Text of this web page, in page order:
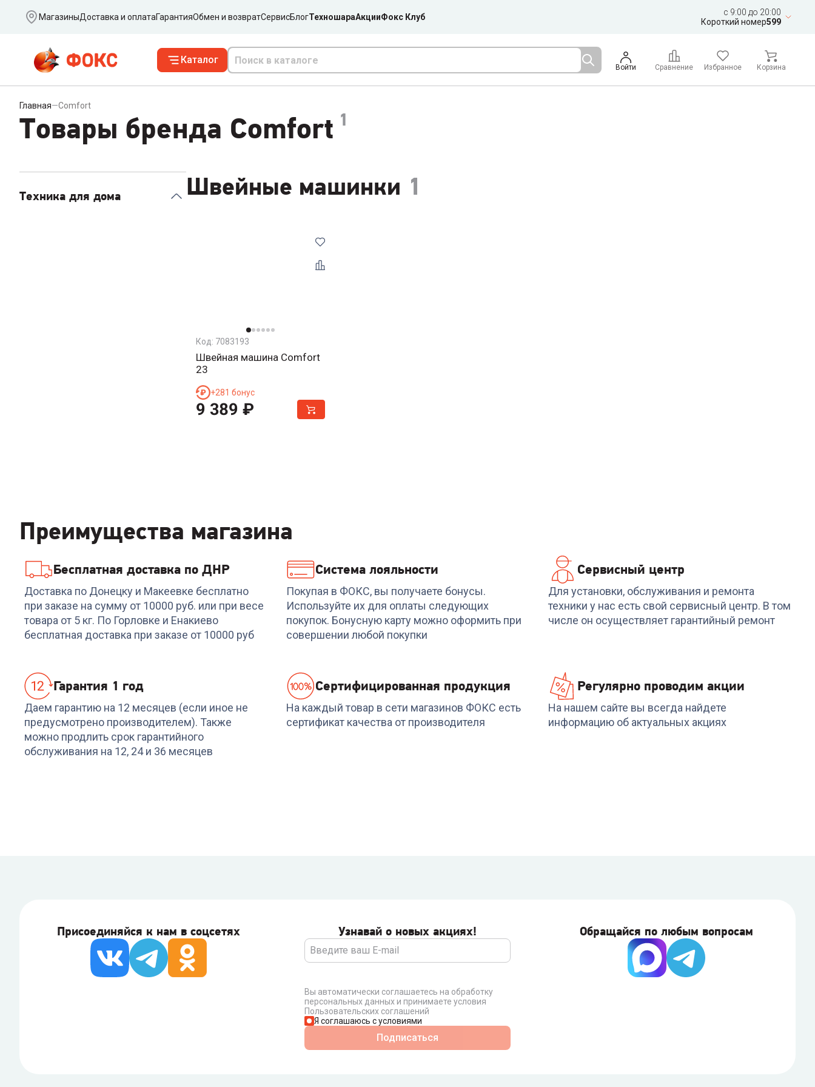
Ваш город
МагазиныДоставка и оплатаГарантияОбмен и возвратСервисБлогТехношараАкцииФокс Клуб
c 9:00 до 20:00
Короткий номер599
Каталог
Войти Сравнение Избранное Корзина
Главная—Comfort
Товары бренда Comfort 1
Техника для дома Швейные машинки 1
Код: 7083193
Швейная машина Comfort
23
+281 бонус
9 389 ₽
Преимущества магазина
Бесплатная доставка по ДНР
Доставка по Донецку и Макеевке бесплатно
при заказе на сумму от 10000 руб. или при весе
товара от 5 кг. По Горловке и Енакиево
бесплатная доставка при заказе от 10000 руб
Система лояльности
Покупая в ФОКС, вы получаете бонусы.
Используйте их для оплаты следующих
покупок. Бонусную карту можно оформить при
совершении любой покупки
Сервисный центр
Для установки, обслуживания и ремонта
техники у нас есть свой сервисный центр. В том
числе он осуществляет гарантийный ремонт
Гарантия 1 год
Даем гарантию на 12 месяцев (если иное не
предусмотрено производителем). Также
можно продлить срок гарантийного
обслуживания на 12, 24 и 36 месяцев
Cертифицированная продукция
На каждый товар в сети магазинов ФОКС есть
сертификат качества от производителя
Регулярно проводим акции
На нашем сайте вы всегда найдете
информацию об актуальных акциях
Присоединяйся к нам в соцсетях Узнавай о новых акциях!
Вы автоматически соглашаетесь на обработку
персональных данных и принимаете условия
Пользовательских соглашений
Я соглашаюсь с условиями
Подписаться
Обращайся по любым вопросам